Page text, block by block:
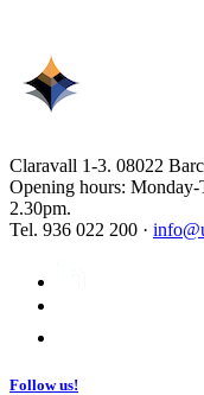
Claravall 1-3. 08022
Opening hours:
2.30pm.
Tel. 936 022 200 ·
Follow us!